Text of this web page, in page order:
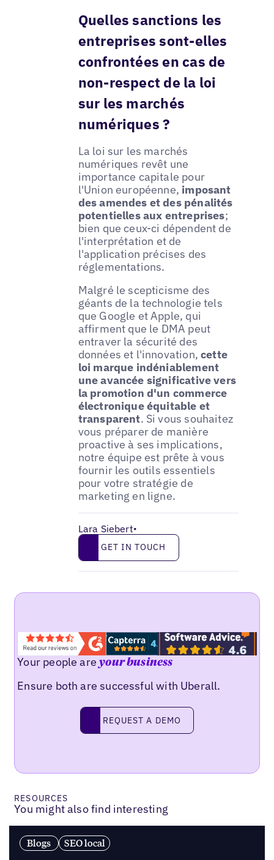
Quelles sanctions les
entreprises sont-elles
confrontées en cas de
non-respect de la loi
sur les marchés
numériques ?
La loi sur les marchés
numériques revêt une
importance capitale pour
l'Union européenne, imposant
des amendes et des pénalités
potentielles aux entreprises;
bien que ceux-ci dépendent de
l'interprétation et de
l'application précises des
réglementations.
Malgré le scepticisme des
géants de la technologie tels
que Google et Apple, qui
affirment que le DMA peut
entraver la sécurité des
données et l'innovation,cette
loi marque indéniablement
une avancée significative vers
la promotion d'un commerce
électronique équitable et
transparent. Si vous souhaitez
vous préparer de manière
proactive à ses implications,
notre équipe est prête à vous
fournir les outils essentiels
pour votre stratégie de
marketing en ligne.
Lara Siebert•
Get in touch
GET IN TOUCH
Your people areyour business
Ensure both are successful with Uberall.
Request a demo
REQUEST A DEMO
RESOURCES
You might also find interesting
Blogs SEO local